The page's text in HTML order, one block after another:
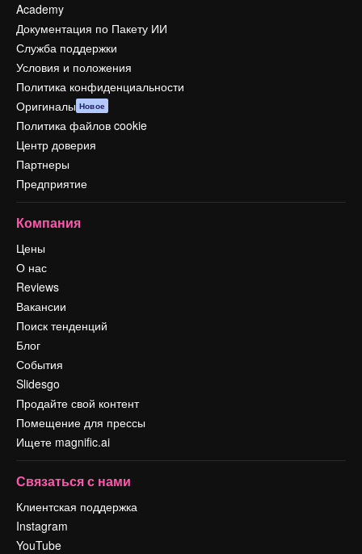
Academy
Документация по Пакету ИИ
Служба поддержки
Условия и положения
Политика конфиденциальности
Оригиналы Новое
Политика файлов cookie
Центр доверия
Партнеры
Предприятие
Компания
Цены
О нас
Reviews
Вакансии
Поиск тенденций
Блог
События
Slidesgo
Продайте свой контент
Помещение для прессы
Ищете magnific.ai
Связаться с нами
Клиентская поддержка
Instagram
YouTube